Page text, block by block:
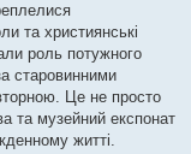
та християнські
роль потужного
старовинними
Це не просто
та музейний експонат
житті.